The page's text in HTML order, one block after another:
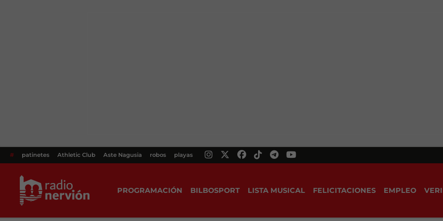
# patinetes Athletic Club Aste Nagusia robos playas
PROGRAMACIÓN BILBOSPORT LISTA MUSICAL FELICITACIONES EMPLEO